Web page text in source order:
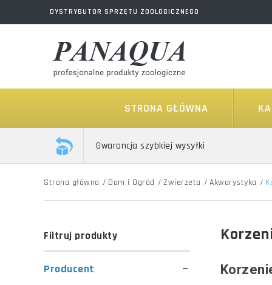
DYSTRYBUTOR SPRZĘTU ZOOLOGICZNEGO
STRONA GŁÓWNA
Gwarancja szybkiej wysyłki
Strona główna / Dom i Ogród / Zwierzęta / Akwarystyka /
Filtruj produkty
Producent